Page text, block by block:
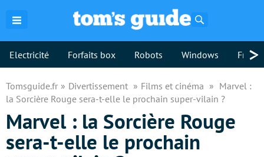
Electricité Forfaits box Robots Windows >
Tomsguide.fr Divertissement Films et cinéma
Marvel :
la Sorcière Rouge sera-t-elle le prochain super-vilain ?
Marvel : la Sorcière Rouge
sera-t-elle le prochain